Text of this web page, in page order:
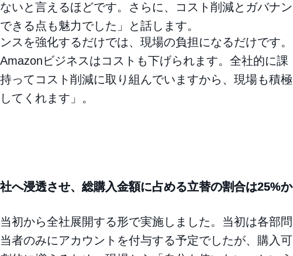
いと言えるほどです。さらに、コスト削減とガバナン
きる点も魅力でした」と話します。
ンスを強化するだけでは、現場の負担になるだけです。
ビジネスはコストも下げられます。全社的に課
ってコスト削減に取り組んでいますから、現場も積極
てくれます」。
へ浸透させ、総購入金額に占める立替の割合は25%か
初から全社展開する形で実施しました。当初は各部問
者のみにアカウントを付与する予定でしたが、購入可